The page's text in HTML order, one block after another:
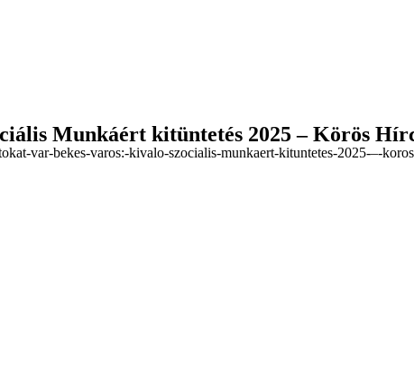
Munkáért kitüntetés 2025 – Körös